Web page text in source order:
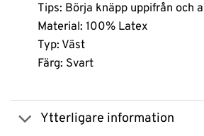
Tips: Börja knäpp uppifrån och
Material: 100% Latex
Typ: Väst
Färg: Svart
Ytterligare information